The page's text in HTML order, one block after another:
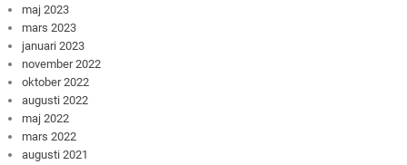
maj 2023
mars 2023
januari 2023
november 2022
oktober 2022
augusti 2022
maj 2022
mars 2022
augusti 2021